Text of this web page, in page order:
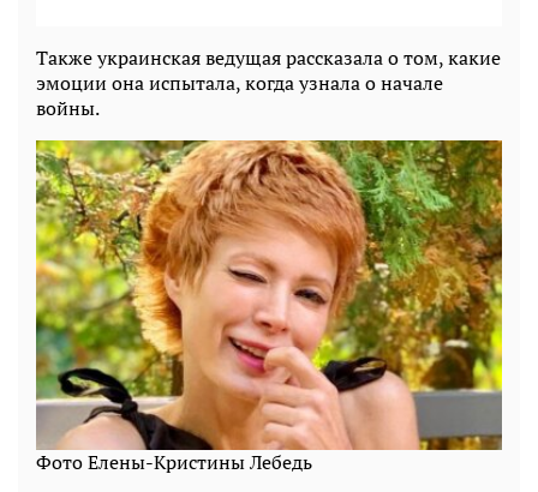
Также украинская ведущая рассказала о том, какие
эмоции она испытала, когда узнала о начале
войны.
Фото Елены-Кристины Лебедь